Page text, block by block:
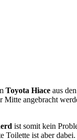
Toyota Hiace aus
angebracht
ist somit kein
ist aber